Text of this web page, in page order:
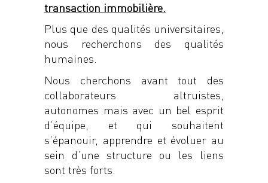
transaction immobilière.
Plus que des qualités universitaires,
nous recherchons des qualités
humaines.
Nous cherchons avant tout des
collaborateurs altruistes,
autonomes mais avec un bel esprit
d’équipe, et qui souhaitent
s’épanouir, apprendre et évoluer au
sein d’une structure ou les liens
sont très forts.